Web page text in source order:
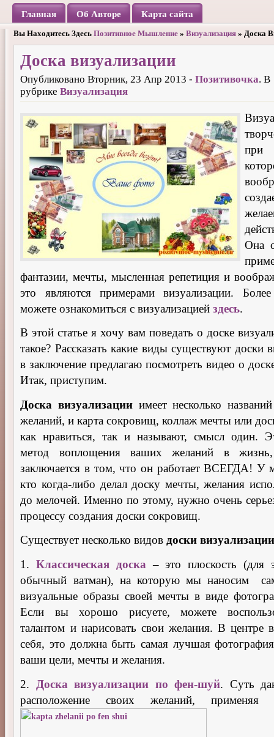
Главная Об Авторе Карта сайта
Вы Находитесь ЗдесьПозитивное Мышление »Визуализация » Доска
Доска визуализации
Опубликовано Вторник, 23 Апр 2013 -Позитивочка. В
рубрикеВизуализация
Она
фантазии, мечты, мысленная репетиция и
это являются примерами визуализации.
можете ознакомиться с визуализациейздесь.
В этой статье я хочу вам поведать о доске
такое? Рассказать какие виды существуют доски
в заключение предлагаю посмотреть видео о
Итак, приступим.
Доска визуализации имеет несколько
желаний, и карта сокровищ, коллаж мечты или
как нравиться, так и называют, смысл один.
метод воплощения ваших желаний в жизнь,
заключается в том, что он работает ВСЕГДА! У
кто когда-либо делал доску мечты, желания
до мелочей. Именно по этому, нужно очень
процессу создания доски сокровищ.
Существует несколько видовдоски
1.Классическая доска – это плоскость (для
обычный ватман), на которую мы наносим
визуальные образы своей мечты в виде
Если вы хорошо рисуете, можете
талантом и нарисовать свои желания. В центре
себя, это должна быть самая лучшая
ваши цели, мечты и желания.
2.
Доска визуализации по фен-шуй. Суть
расположение своих желаний, применяя